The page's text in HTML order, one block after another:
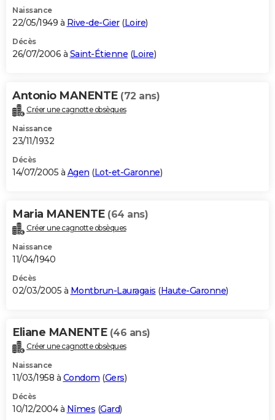
Naissance
22/05/1949 à Rive-de-Gier(Loire)
Décès
26/07/2006 à Saint-Étienne (Loire)
Antonio MANENTE (72 ans)
Créer une cagnotte obsèques
Naissance
23/11/1932
Décès
14/07/2005 à Agen (Lot-et-Garonne)
Maria MANENTE (64 ans)
Créer une cagnotte obsèques
Naissance
11/04/1940
Décès
02/03/2005 à Montbrun-Lauragais (Haute-Garonne)
Eliane MANENTE (46 ans)
Créer une cagnotte obsèques
Naissance
11/03/1958 à Condom (Gers)
Décès
10/12/2004 à Nîmes (Gard)